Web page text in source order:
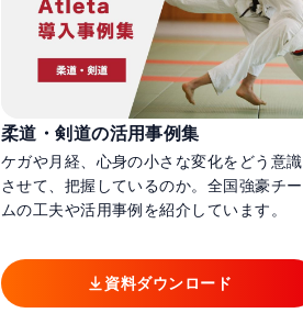
柔道・剣道の活用事例集
ケガや月経、心身の小さな変化をどう意識
させて、把握しているのか。全国強豪チー
ムの工夫や活用事例を紹介しています。
資料ダウンロード